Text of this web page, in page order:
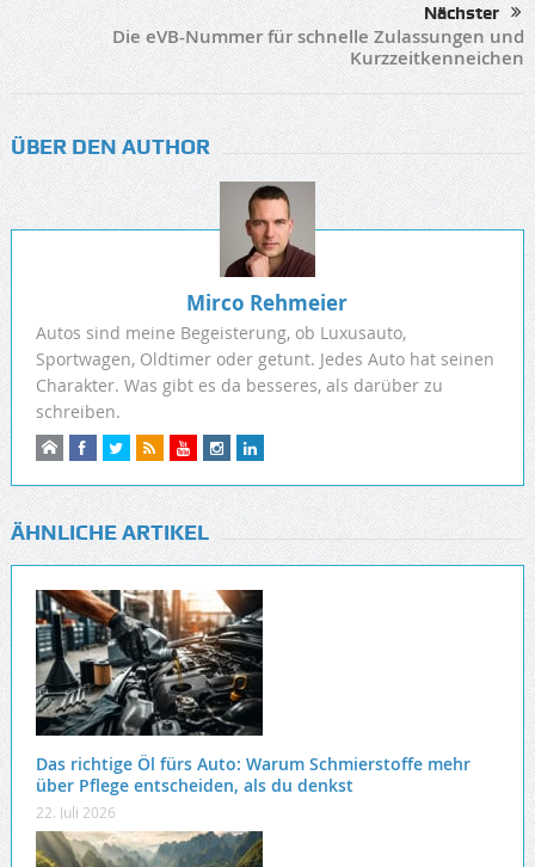
Nächster
Die eVB-Nummer für schnelle Zulassungen und
Kurzzeitkenneichen
ÜBER DEN AUTHOR
Mirco Rehmeier
Autos sind meine Begeisterung, ob Luxusauto,
Sportwagen, Oldtimer oder getunt. Jedes Auto hat seinen
Charakter. Was gibt es da besseres, als darüber zu
schreiben.
ÄHNLICHE ARTIKEL
Das richtige Öl fürs Auto: Warum Schmierstoffe mehr
über Pflege entscheiden, als du denkst
22. Juli 2026